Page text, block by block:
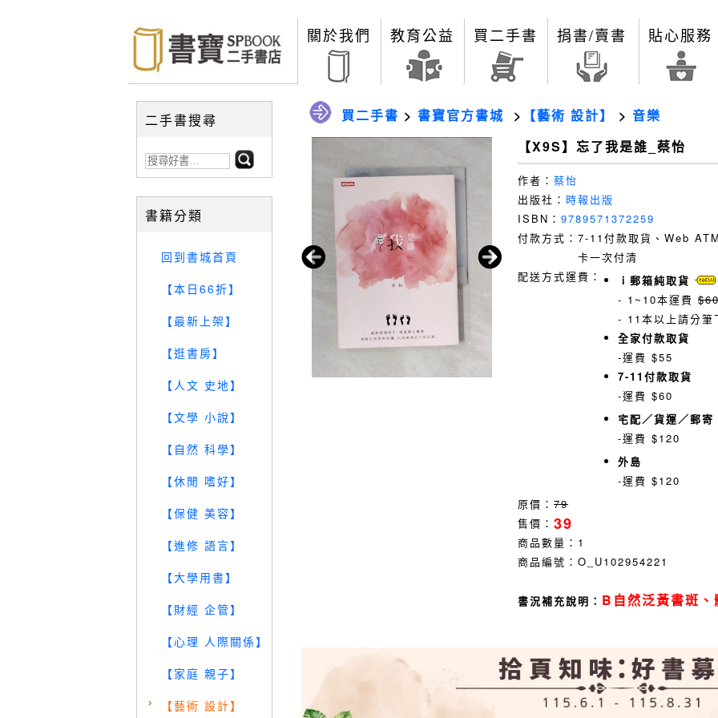
關於我們 教育公益 買二手書 捐書/賣書 貼心服務
二手書搜尋
書籍分類
回到書城首頁
【本日66折】
【最新上架】
【逛書房】
【人文 史地】
【文學 小說】
【自然 科學】
【休閒 嗜好】
【保健 美容】
【進修 語言】
【大學用書】
【財經 企管】
【心理 人際關係】
【家庭 親子】
【藝術 設計】
買二手書 > 書寶官方書城 > 【藝術 設計】 > 音樂
【X9S】忘了我是誰_蔡怡
作者： 蔡怡
出版社： 時報出版
ISBN： 9789571372259
付款方式： 7-11付款取貨、Web
卡一次付清
配送方式運費：
ｉ郵箱純取貨
- 1~10本運費
- 11本以上請分筆
全家付款取貨
-運費 $55
7-11付款取貨
-運費 $60
宅配／貨運／郵寄
-運費 $120
外島
-運費 $120
原價： 79
售價： 39
商品數量： 1
商品編號： O_U102954221
書況補充說明： B自然泛黃書斑、